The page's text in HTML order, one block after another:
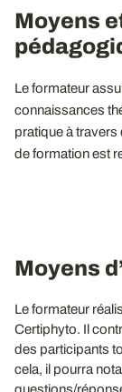
Moyens
Le formateur
connaissances
pratique à travers
de formation est
Moyens
Le formateur
Certiphyto. Il
des participants
cela, il pourra